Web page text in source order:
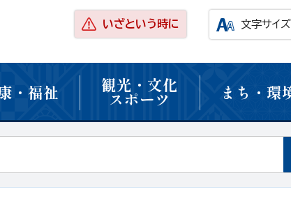
いざという時に 文字サイ
・福祉 観光・文化
スポーツ まち・環